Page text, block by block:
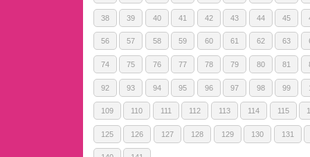
38 39 40 41 42 43 44 45
56 57 58 59 60 61 62 63
74 75 76 77 78 79 80 81
92 93 94 95 96 97 98 99
109 110 111 112 113 114 115
125 126 127 128 129 130 131